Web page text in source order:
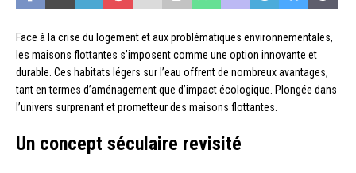
Face à la crise du logement et aux problématiques environnementales,
les maisons flottantes s’imposent comme une option innovante et
durable. Ces habitats légers sur l’eau offrent de nombreux avantages,
tant en termes d’aménagement que d’impact écologique. Plongée dans
l’univers surprenant et prometteur des maisons flottantes.
Un concept séculaire revisité